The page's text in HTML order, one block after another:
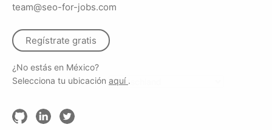
team@seo-for-jobs.com
Regístrate gratis
¿No estás en México?
Selecciona tu ubicación aquí .